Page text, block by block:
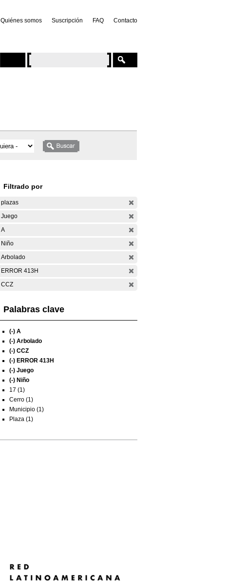
Quiénes somos Suscripción FAQ Contacto
Filtrado por
plazas
Juego
A
Niño
Arbolado
ERROR 413H
CCZ
Palabras clave
(-) A
(-) Arbolado
(-) CCZ
(-) ERROR 413H
(-) Juego
(-) Niño
17 (1)
Cerro (1)
Municipio (1)
Plaza (1)